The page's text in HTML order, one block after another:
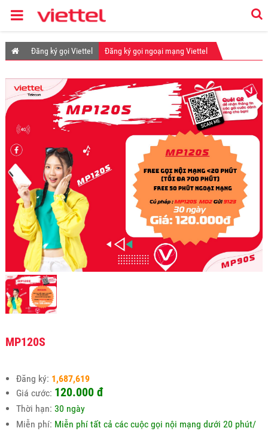
Đăng ký gọi Viettel Đăng ký gọi ngoại mạng Viettel
MP120S
Đăng ký: 1,687,619
Giá cước: 120.000 đ
Thời hạn: 30 ngày
Miễn phí: Miễn phí tất cả các cuộc gọi nội mạng dưới 20 phút/